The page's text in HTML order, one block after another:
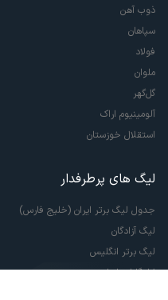
ذوب آهن
سپاهان
فولاد
ملوان
گل‌گهر
آلومینیوم اراک
استقلال خوزستان
لیگ های پرطرفدار
جدول لیگ برتر ایران (خلیج فارس)
لیگ آزادگان
لیگ برتر انگلیس
لالیگا اسپانیا